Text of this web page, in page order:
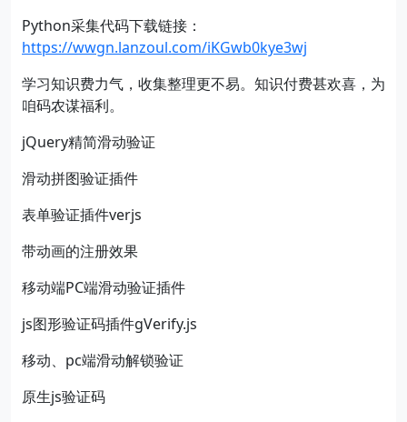
Python采集代码下载链接：
https://wwgn.lanzoul.com/iKGwb0kye3wj
学习知识费力气，收集整理更不易。知识付费甚欢喜，为
咱码农谋福利。
jQuery精简滑动验证
滑动拼图验证插件
表单验证插件verjs
带动画的注册效果
移动端PC端滑动验证插件
js图形验证码插件gVerify.js
移动、pc端滑动解锁验证
原生js验证码